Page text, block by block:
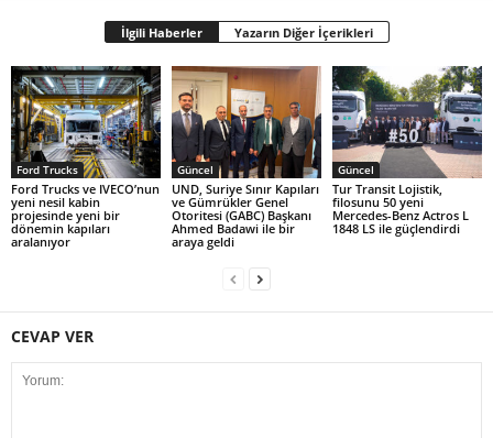
İlgili Haberler Yazarın Diğer İçerikleri
Ford Trucks
Ford Trucks ve IVECO’nun
yeni nesil kabin
projesinde yeni bir
dönemin kapıları
aralanıyor
Güncel
UND, Suriye Sınır Kapıları
ve Gümrükler Genel
Otoritesi (GABC) Başkanı
Ahmed Badawi ile bir
araya geldi
Güncel
Tur Transit Lojistik,
filosunu 50 yeni
Mercedes-Benz Actros L
1848 LS ile güçlendirdi
CEVAP VER